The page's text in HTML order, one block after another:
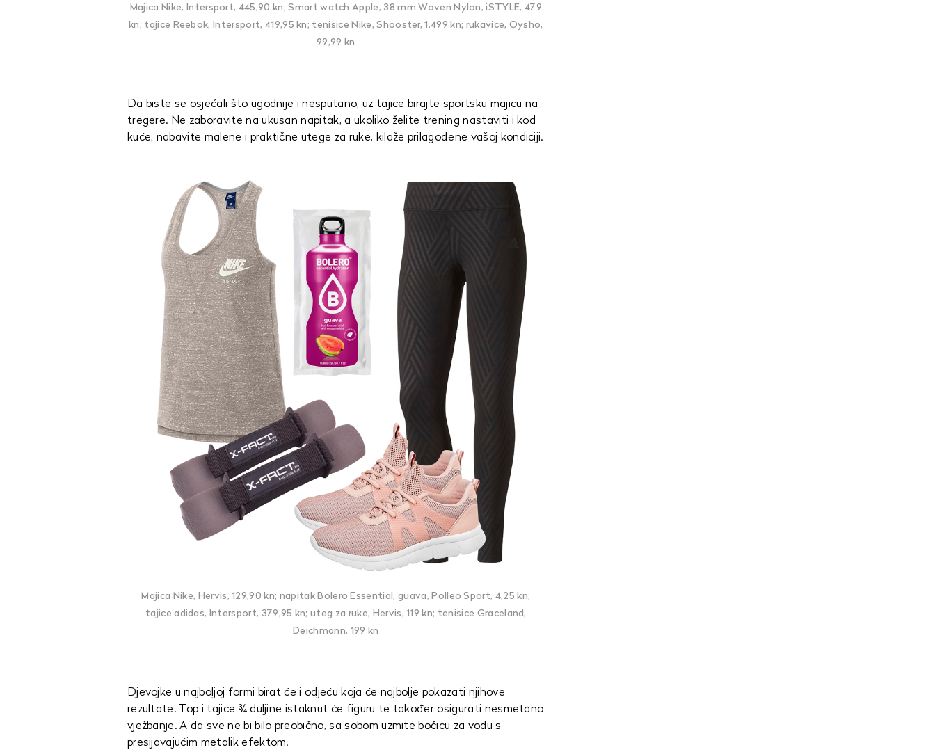
Majica Nike, Intersport, 445,90 kn; Smart watch Apple, 38 mm Woven Nylon, iSTYLE, 479
kn; tajice Reebok, Intersport, 419,95 kn; tenisice Nike, Shooster, 1.499 kn; rukavice, Oysho,
99,99 kn
Da biste se osjećali što ugodnije i nesputano, uz tajice birajte sportsku majicu na
tregere. Ne zaboravite na ukusan napitak, a ukoliko želite trening nastaviti i kod
kuće, nabavite malene i praktične utege za ruke, kilaže prilagođene vašoj kondiciji.
Majica Nike, Hervis, 129,90 kn; napitak Bolero Essential, guava, Polleo Sport, 4,25 kn;
tajice adidas, Intersport, 379,95 kn; uteg za ruke, Hervis, 119 kn; tenisice Graceland,
Deichmann, 199 kn
Djevojke u najboljoj formi birat će i odjeću koja će najbolje pokazati njihove
rezultate. Top i tajice ¾ duljine istaknut će figuru te također osigurati nesmetano
vježbanje. A da sve ne bi bilo preobično, sa sobom uzmite bočicu za vodu s
presijavajućim metalik efektom.